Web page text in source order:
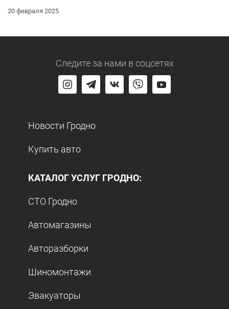
20 февраля 2025
Следите за нами в соцсетях
Новости Гродно
Купить авто
КАТАЛОГ УСЛУГ ГРОДНО:
СТО Гродно
Автомагазины
Авторазборки
Шиномонтажи
Эвакуаторы